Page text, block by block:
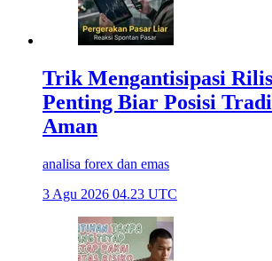
Trik Mengantisipasi
Penting Biar Posisi
Aman
analisa forex dan emas
3 Agu 2026 04.23 UTC